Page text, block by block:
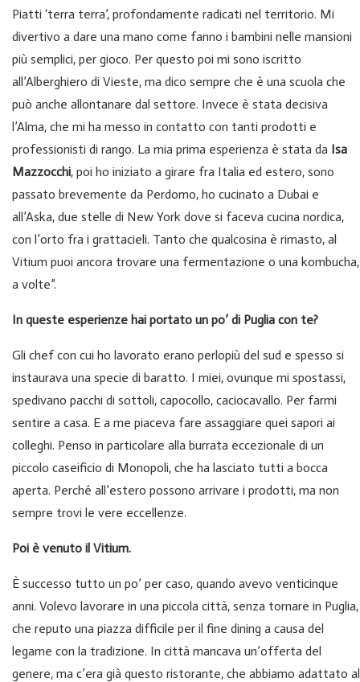
Piatti ‘terra terra’, profondamente radicati nel territorio. Mi
divertivo a dare una mano come fanno i bambini nelle mansioni
più semplici, per gioco. Per questo poi mi sono iscritto
all’Alberghiero di Vieste, ma dico sempre che è una scuola che
può anche allontanare dal settore. Invece è stata decisiva
l’Alma, che mi ha messo in contatto con tanti prodotti e
professionisti di rango. La mia prima esperienza è stata da Isa
Mazzocchi, poi ho iniziato a girare fra Italia ed estero, sono
passato brevemente da Perdomo, ho cucinato a Dubai e
all’Aska, due stelle di New York dove si faceva cucina nordica,
con l’orto fra i grattacieli. Tanto che qualcosina è rimasto, al
Vitium puoi ancora trovare una fermentazione o una kombucha,
a volte”.
In queste esperienze hai portato un po’ di Puglia con te?
Gli chef con cui ho lavorato erano perlopiù del sud e spesso si
instaurava una specie di baratto. I miei, ovunque mi spostassi,
spedivano pacchi di sottoli, capocollo, caciocavallo. Per farmi
sentire a casa. E a me piaceva fare assaggiare quei sapori ai
colleghi. Penso in particolare alla burrata eccezionale di un
piccolo caseificio di Monopoli, che ha lasciato tutti a bocca
aperta. Perché all’estero possono arrivare i prodotti, ma non
sempre trovi le vere eccellenze.
Poi è venuto il Vitium.
È successo tutto un po’ per caso, quando avevo venticinque
anni. Volevo lavorare in una piccola città, senza tornare in Puglia,
che reputo una piazza difficile per il fine dining a causa del
legame con la tradizione. In città mancava un’offerta del
genere, ma c’era già questo ristorante, che abbiamo adattato al